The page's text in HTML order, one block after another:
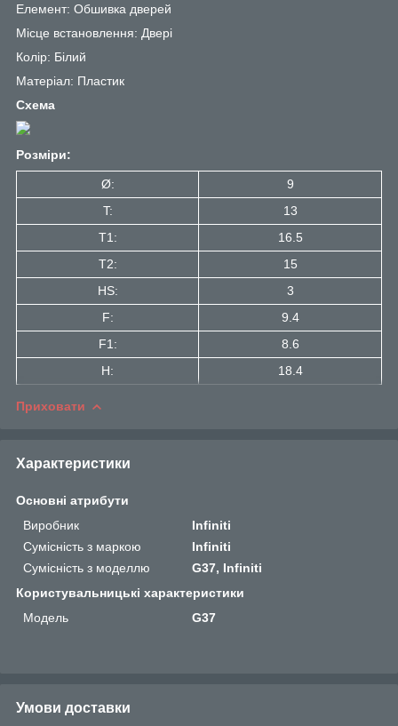
Елемент: Обшивка дверей
Місце встановлення: Двері
Колір: Білий
Матеріал: Пластик
Схема
Розміри:
Ø:
9
T:
13
T1:
16.5
Т2:
15
HS:
3
F:
9.4
F1:
8.6
H:
18.4
Приховати
Характеристики
Основні атрибути
Виробник
Infiniti
Сумісність з маркою
Infiniti
Сумісність з моделлю
G37, Infiniti
Користувальницькі характеристики
Мoдель
G37
Умови доставки